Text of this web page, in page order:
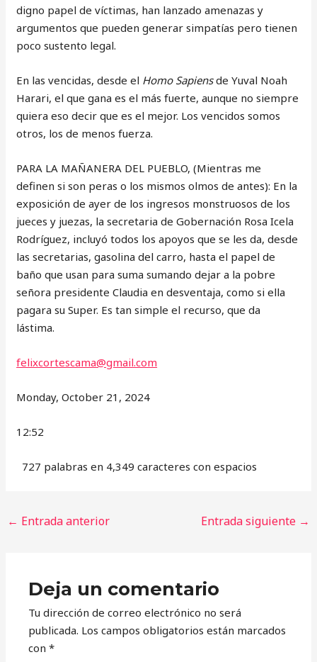
digno papel de víctimas, han lanzado amenazas y
argumentos que pueden generar simpatías pero tienen
poco sustento legal.
En las vencidas, desde el Homo Sapiensde Yuval Noah
Harari, el que gana es el más fuerte, aunque no siempre
quiera eso decir que es el mejor. Los vencidos somos
otros, los de menos fuerza.
PARA LA MAÑANERA DEL PUEBLO, (Mientras me
definen si son peras o los mismos olmos de antes): En la
exposición de ayer de los ingresos monstruosos de los
jueces y juezas, la secretaria de Gobernación Rosa Icela
Rodríguez, incluyó todos los apoyos que se les da, desde
las secretarias, gasolina del carro, hasta el papel de
baño que usan para suma sumando dejar a la pobre
señora presidente Claudia en desventaja, como si ella
pagara su Super. Es tan simple el recurso, que da
lástima.
felixcortescama@gmail.com
Monday, October 21, 2024
12:52
727 palabras en 4,349 caracteres con espacios
← Entrada anterior Entrada siguiente →
Deja un comentario
Tu dirección de correo electrónico no será
publicada. Los campos obligatorios están marcados
con*